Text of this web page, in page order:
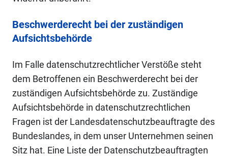
Beschwerderecht bei der zuständigen
Aufsichtsbehörde
Im Falle datenschutzrechtlicher Verstöße steht
dem Betroffenen ein Beschwerderecht bei der
zuständigen Aufsichtsbehörde zu. Zuständige
Aufsichtsbehörde in datenschutzrechtlichen
Fragen ist der Landesdatenschutzbeauftragte des
Bundeslandes, in dem unser Unternehmen seinen
Sitz hat. Eine Liste der Datenschutzbeauftragten